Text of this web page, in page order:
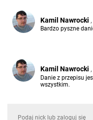
Kamil Nawrocki
Bardzo pyszne
Kamil Nawrocki
Danie z przepisu
wszystkim.